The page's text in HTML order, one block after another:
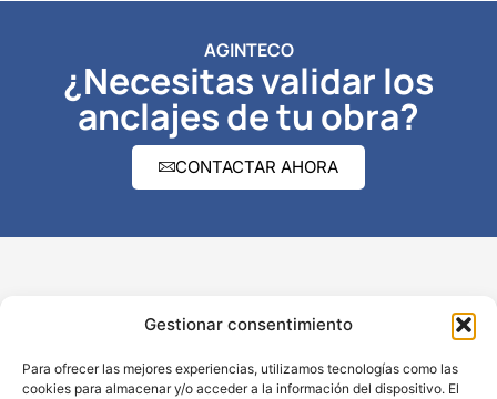
Gestionar consentimiento
Para ofrecer las mejores experiencias, utilizamos tecnologías como las
cookies para almacenar y/o acceder a la información del dispositivo. El
AGINTECO
¿Necesitas validar los
anclajes de tu obra?
CONTACTAR AHORA
Sobre Aginteco